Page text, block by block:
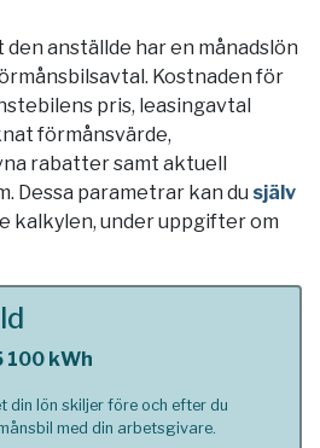
anställde har en månadslön
Kostnaden för
pris, leasingavtal
förmånsvärde,
rabatter samt aktuell
. Dessa parametrar kan du själv
kalkylen, under uppgifter om
100 kWh
din lön skiljer före och efter du
med din arbetsgivare.